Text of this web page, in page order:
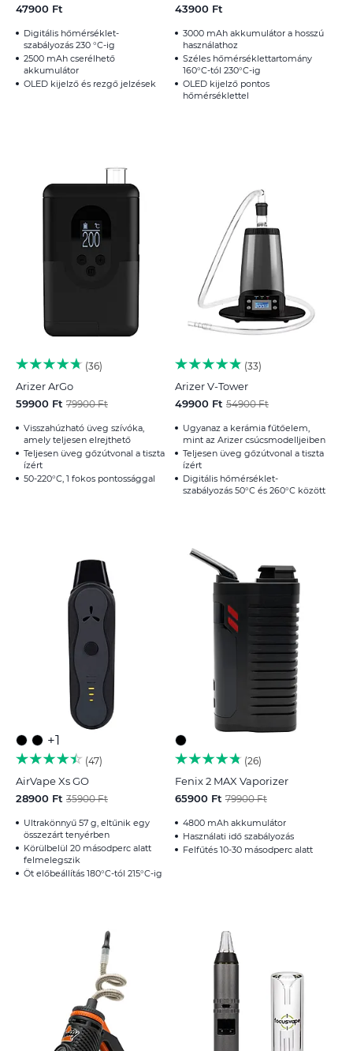
47900 Ft
Digitális hőmérséklet-
szabályozás 230 °C-ig
2500 mAh cserélhető
akkumulátor
OLED kijelző és rezgő jelzések
43900 Ft
3000 mAh akkumulátor a hosszú
használathoz
Széles hőmérséklettartomány
160°C-tól 230°C-ig
OLED kijelző pontos
hőmérséklettel
36
Arizer ArGo
59900 Ft 79900 Ft
Visszahúzható üveg szívóka,
amely teljesen elrejthető
Teljesen üveg gőzútvonal a tiszta
ízért
50-220°C, 1 fokos pontossággal
33
Arizer V-Tower
49900 Ft 54900 Ft
Ugyanaz a kerámia fűtőelem,
mint az Arizer csúcsmodelljeiben
Teljesen üveg gőzútvonal a tiszta
ízért
Digitális hőmérséklet-
szabályozás 50°C és 260°C között
+1
47
AirVape Xs GO
28900 Ft 35900 Ft
Ultrakönnyű 57 g, eltűnik egy
összezárt tenyérben
Körülbelül 20 másodperc alatt
felmelegszik
Öt előbeállítás 180°C-tól 215°C-ig
26
Fenix 2 MAX Vaporizer
65900 Ft 79900 Ft
4800 mAh akkumulátor
Használati idő szabályozás
Felfűtés 10-30 másodperc alatt